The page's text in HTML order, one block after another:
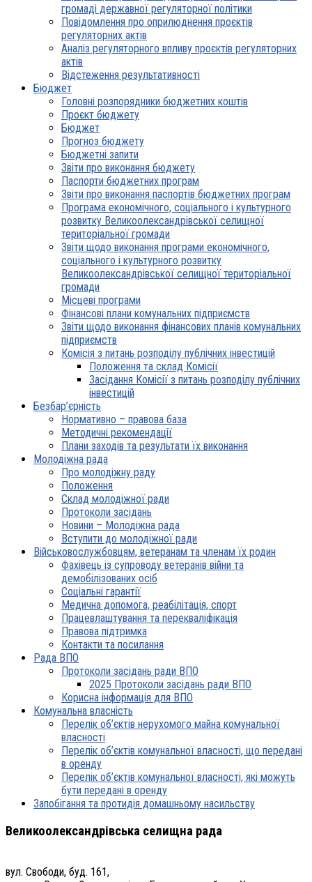
громаді державної регуляторної політики
Повідомлення про оприлюднення проєктів
регуляторних актів
Аналіз регуляторного впливу проєктів регуляторних
актів
Відстеження результативності
Бюджет
Головні розпорядники бюджетних коштів
Проєкт бюджету
Бюджет
Прогноз бюджету
Бюджетні запити
Звіти про виконання бюджету
Паспорти бюджетних програм
Звіти про виконання паспортів бюджетних програм
Програма економічного, соціального і культурного
розвитку Великоолександрівської селищної
територіальної громади
Звіти щодо виконання програми економічного,
соціального і культурного розвитку
Великоолександрівської селищної територіальної
громади
Місцеві програми
Фінансові плани комунальних підприємств
Звіти щодо виконання фінансових планів комунальних
підприємств
Комісія з питань розподілу публічних інвестицій
Положення та склад Комісії
Засідання Комісії з питань розподілу публічних
інвестицій
Безбар’єрність
Нормативно – правова база
Методичні рекомендації
Плани заходів та результати їх виконання
Молодіжна рада
Про молодіжну раду
Положення
Склад молодіжної ради
Протоколи засідань
Новини – Молодіжна рада
Вступити до молодіжної ради
Військовослужбовцям, ветеранам та членам їх родин
Фахівець із супроводу ветеранів війни та
демобілізованих осіб
Соціальні гарантії
Медична допомога, реабілітація, спорт
Працевлаштування та перекваліфікація
Правова підтримка
Контакти та посилання
Рада ВПО
Протоколи засідань ради ВПО
2025 Протоколи засідань ради ВПО
Корисна інформація для ВПО
Комунальна власність
Перелік об’єктів нерухомого майна комунальної
власності
Перелік об’єктів комунальної власності, що передані
в оренду
Перелік об’єктів комунальної власності, які можуть
бути передані в оренду
Запобігання та протидія домашньому насильству
Великоолександрівська селищна рада
вул. Свободи, буд. 161,